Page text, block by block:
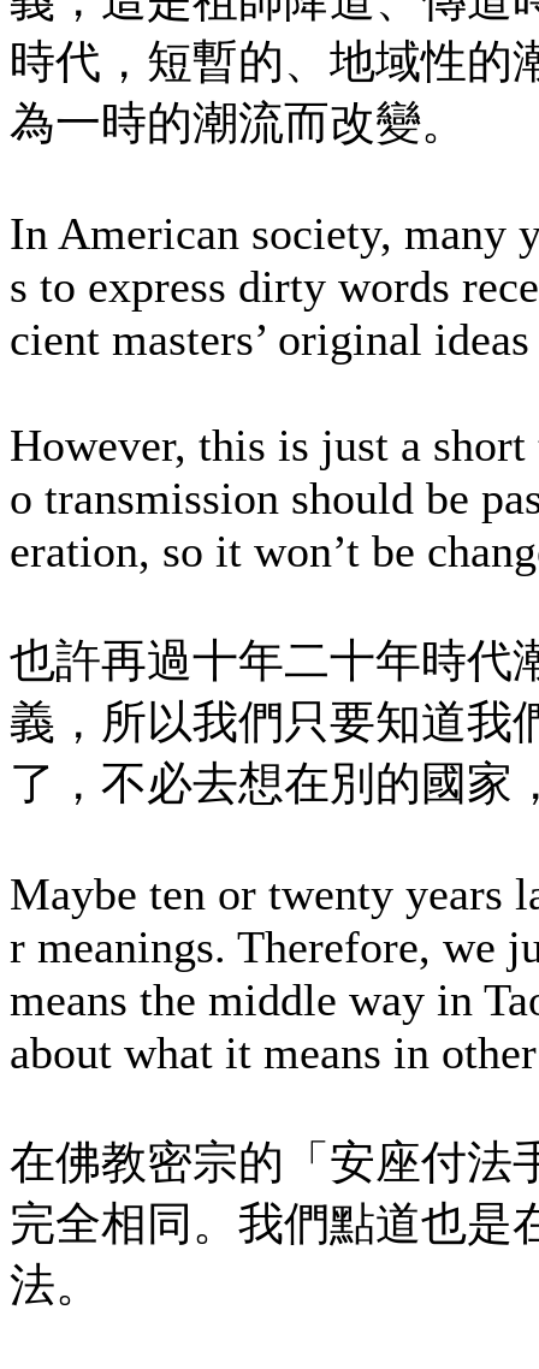
時代，短暫的、地域性的
為一時的潮流而改變。
In American society, many
s to express dirty words
cient masters’ original
However, this is just a
o transmission should be
eration, so it won’t be
也許再過十年二十年時代
義，所以我們只要知道我
了，不必去想在別的國家
Maybe ten or twenty years
r meanings. Therefore, we
means the middle way in
about what it means in
在佛教密宗的「安座付法
完全相同。我們點道也是
法。